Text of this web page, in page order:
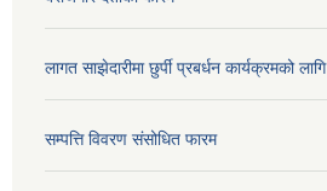
लागत साझेदारीमा छुर्पी प्रबर्धन कार्यक्रमको
सम्पत्ति विवरण संसोधित फारम